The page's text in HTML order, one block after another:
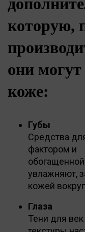
которую,
они
коже:
Губы
Средства
фактором и
обогащенной
увлажняют,
кожей
Глаза
Тени для